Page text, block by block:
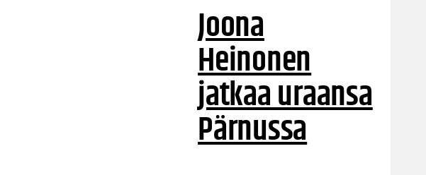
Joona
Heinonen
jatkaa uraansa
Pärnussa